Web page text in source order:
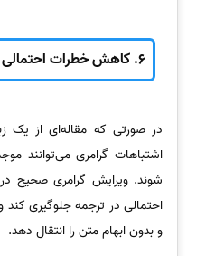
6. کاهش خطرات احتمالی
در صورتی که مقاله‌ای از یک
اشتباهات گرامری می‌توانند
شوند. ویرایش گرامری صحیح
احتمالی در ترجمه جلوگیری
و بدون ابهام متن را انتقال دهد.